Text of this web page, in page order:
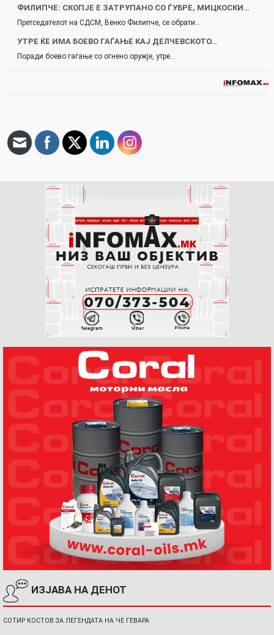
ФИЛИПЧЕ: СКОПЈЕ Е ЗАТРУПАНО СО ЃУБРЕ, МИЦКОСКИ…
Претседателот на СДСМ, Венко Филипче, се обрати…
УТРЕ ЌЕ ИМА БОЕВО ГАЃАЊЕ КАЈ ДЕЛЧЕВСКОТО…
Поради боево гаѓање со огнено оружје, утре…
ИЗЈАВА НА ДЕНОТ
СОТИР КОСТОВ ЗА ЛЕГЕНДАТА НА ЧЕ ГЕВАРА